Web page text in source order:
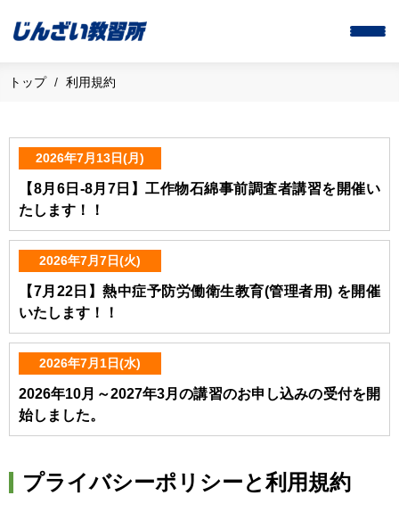
トップ 利用規約
2026年7月13日(月)
【8月6日-8月7日】工作物石綿事前調査者講習を開催い
たします！！
2026年7月7日(火)
【7月22日】熱中症予防労働衛生教育(管理者用) を開催
いたします！！
2026年7月1日(水)
2026年10月～2027年3月の講習のお申し込みの受付を開
始しました。
プライバシーポリシーと利用規約